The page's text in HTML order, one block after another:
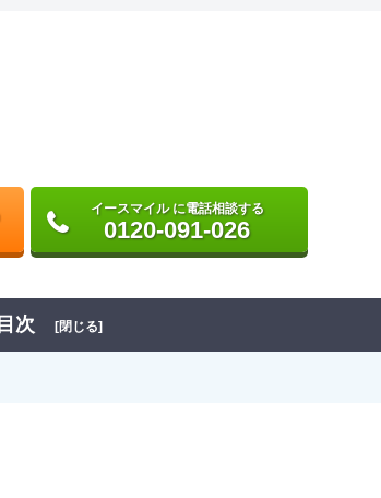
イースマイル に電話相談する
0120-091-026
目次 [閉じる]